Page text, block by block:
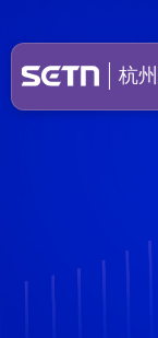
2023亞運
杭